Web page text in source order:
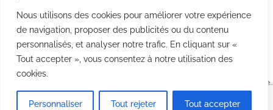
Nous utilisons des cookies pour améliorer votre expérience
de navigation, proposer des publicités ou du contenu
personnalisés, et analyser notre trafic. En cliquant sur «
Tout accepter », vous consentez à notre utilisation des
cookies.
Personnaliser Tout rejeter Tout accepter
Politique des cookies
CGV
Agence
Point Com